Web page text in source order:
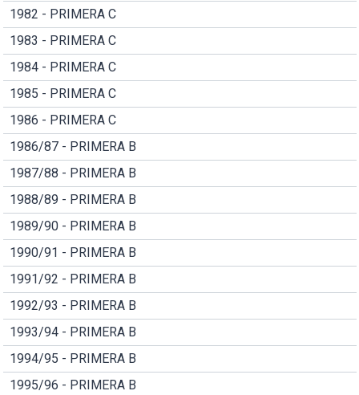
1982 - PRIMERA C
1983 - PRIMERA C
1984 - PRIMERA C
1985 - PRIMERA C
1986 - PRIMERA C
1986/87 - PRIMERA B
1987/88 - PRIMERA B
1988/89 - PRIMERA B
1989/90 - PRIMERA B
1990/91 - PRIMERA B
1991/92 - PRIMERA B
1992/93 - PRIMERA B
1993/94 - PRIMERA B
1994/95 - PRIMERA B
1995/96 - PRIMERA B